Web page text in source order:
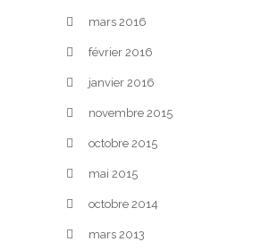
mars 2016
février 2016
janvier 2016
novembre 2015
octobre 2015
mai 2015
octobre 2014
mars 2013